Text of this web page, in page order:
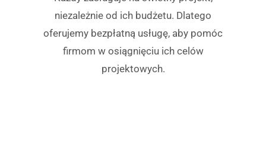
niezależnie od ich budżetu. Dlatego
oferujemy bezpłatną usługę, aby pomóc
firmom w osiągnięciu ich celów
projektowych.